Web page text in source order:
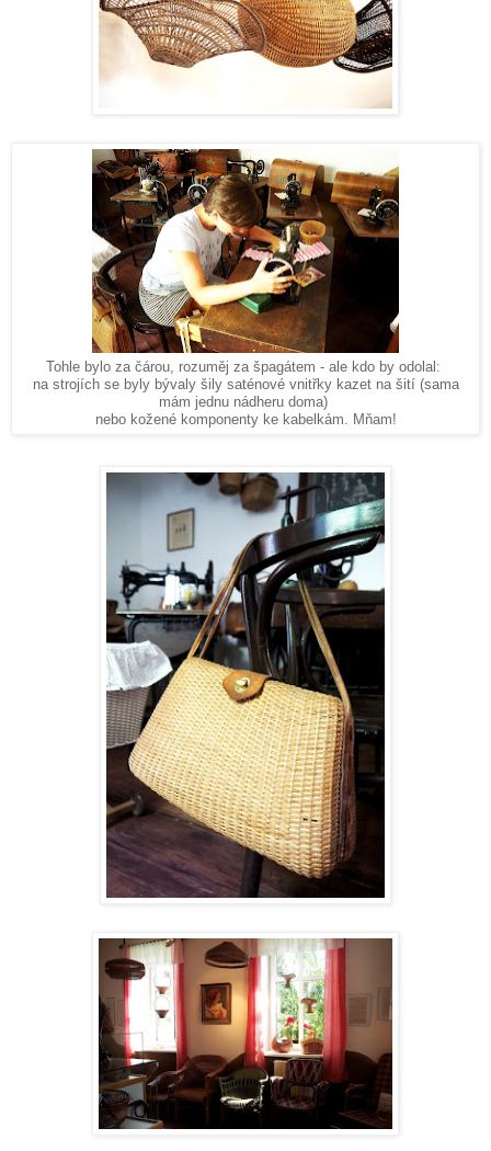
Tohle bylo za čárou, rozuměj za špagátem - ale kdo by odolal:
na strojích se byly bývaly šily saténové vnitřky kazet na šití (sama
mám jednu nádheru doma)
nebo kožené komponenty ke kabelkám. Mňam!